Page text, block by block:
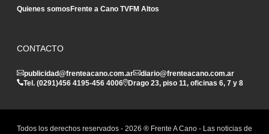
Quienes somosFrente a Cano TVFM Altos
CONTACTO
publicidad@frenteacano.com.ar
diario@frenteacano.com.ar
Tel. (0291)456 4195-456 4006 Drago 23, piso 11, oficinas 6, 7 y 8
Todos los derechos reservados - 2026 ® Frente A Cano - Las noticias de